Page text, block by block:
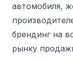
автомобиля,
брендинг на
рынку